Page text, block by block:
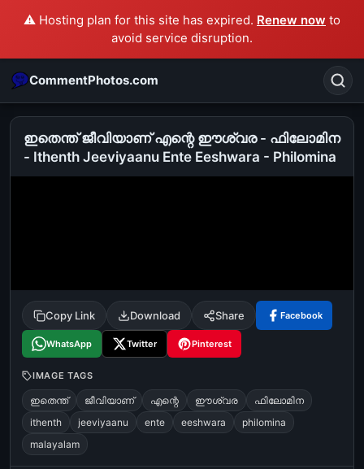
⚠️ Hosting plan for this site has expired. Renew now to
avoid service disruption.
CommentPhotos.com
Search
tamil comedy
happy birthday good night
ഇതെന്ത് ജീവിയാണ് എന്റെ ഈശ്വര - ഫിലോമിന
- Ithenth Jeeviyaanu Ente Eeshwara - Philomina
Copy Link Download Share Facebook
WhatsApp Twitter Pinterest
IMAGE TAGS
ഇതെന്ത് ജീവിയാണ് എന്റെ ഈശ്വര
ഫിലോമിന
ithenth
jeeviyaanu ente eeshwara
philomina
malayalam